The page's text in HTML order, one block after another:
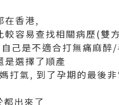
在香港,
較容易查找相關病歷(雙
己是不適合打無痛麻醉
是選擇了順產
打氣, 到了孕期的最後
出來了